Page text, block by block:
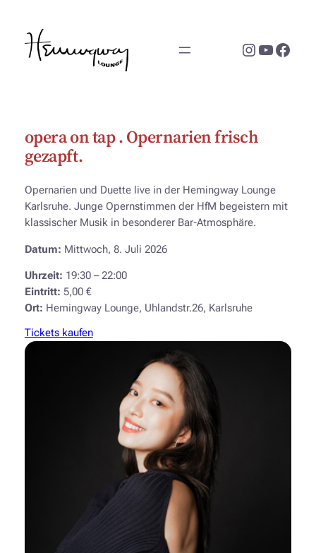
springen
Instagram
opera on tap . Opernarien frisch
gezapft.
Opernarien und Duette live in der Hemingway Lounge
Karlsruhe. Junge Opernstimmen der HfM begeistern mit
klassischer Musik in besonderer Bar-Atmosphäre.
Datum: Mittwoch, 8. Juli 2026
Uhrzeit: 19:30 – 22:00
Eintritt: 5,00 €
Ort: Hemingway Lounge, Uhlandstr.26, Karlsruhe
Tickets kaufen